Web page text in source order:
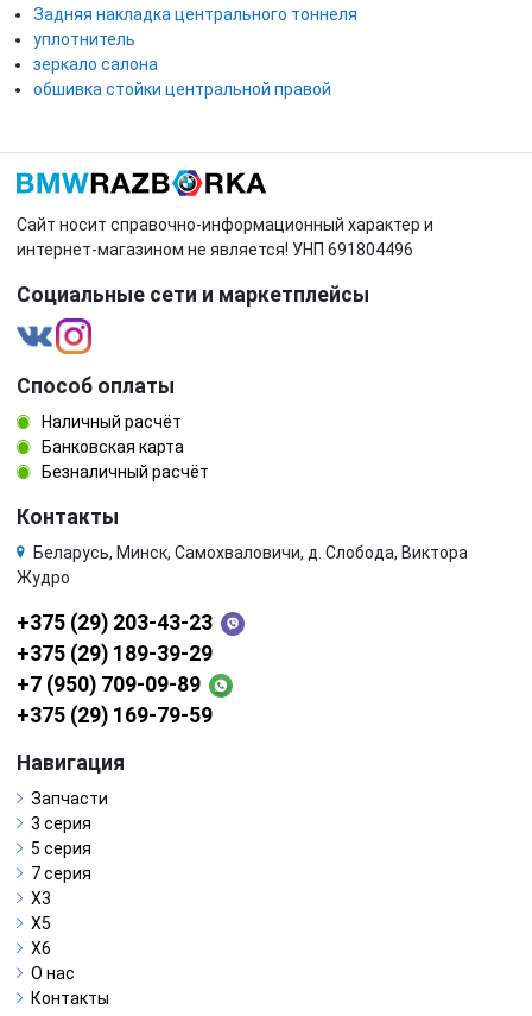
Задняя накладка центрального тоннеля
уплотнитель
зеркало салона
обшивка стойки центральной правой
Сайт носит справочно-информационный характер и
интернет-магазином не является! УНП 691804496
Социальные сети и маркетплейсы
Способ оплаты
Наличный расчёт
Банковская карта
Безналичный расчёт
Контакты
Беларусь, Минск, Самохваловичи, д. Слобода, Виктора
Жудро
+375 (29) 203-43-23
+375 (29) 189-39-29
+7 (950) 709-09-89
+375 (29) 169-79-59
Навигация
Запчасти
3 серия
5 серия
7 серия
X3
X5
X6
О нас
Контакты